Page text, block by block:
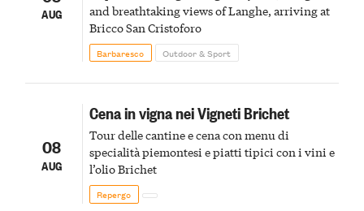
AUG
and breathtaking views of Langhe, arriving at
Bricco San Cristoforo
Barbaresco Outdoor & Sport
08
AUG
Cena in vigna nei Vigneti Brichet
Tour delle cantine e cena con menu di
specialità piemontesi e piatti tipici con i vini e
l’olio Brichet
Repergo